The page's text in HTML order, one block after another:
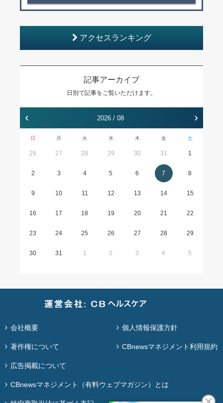
アクセスランキング
記事アーカイブ
日別で記事をご覧いただけます。
‹ 2026 / 08 ›
日 月 火 水 木 金 土
26 27 28 29 30 31 1
2 3 4 5 6 7 8
9 10 11 12 13 14 15
16 17 18 19 20 21 22
23 24 25 26 27 28 29
30 31 1 2 3 4 5
会社概要 個人情報保護方針
著作権について CBnewsマネジメント利用規約
広告掲載について
CBnewsマネジメント（有料ウェブマガジン）とは